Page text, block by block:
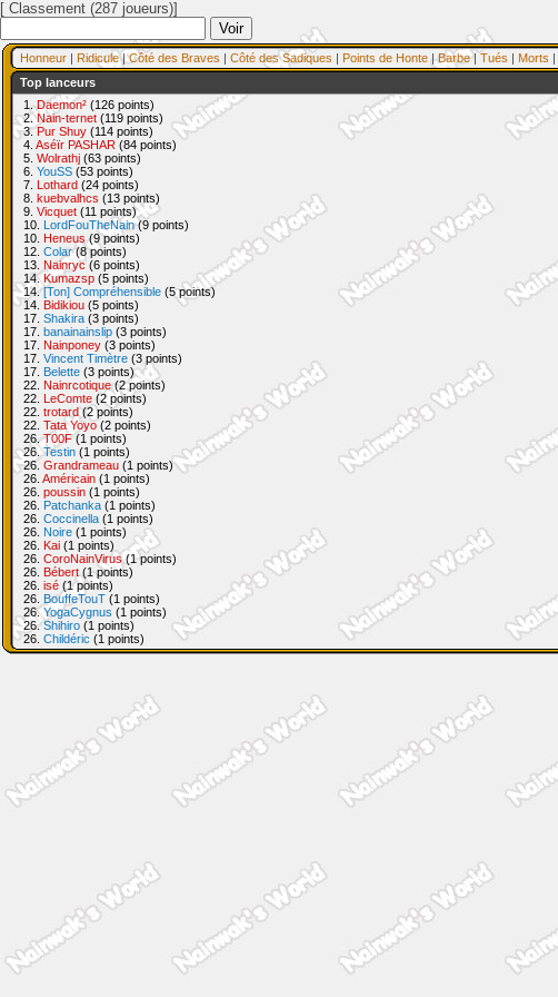
[ Classement (287 joueurs)]
Honneur | Ridicule|Côté des Braves | Côté des Sadiques | Points de Honte |Barbe| Tués | Morts |
Top lanceurs
1. Daemon² (126 points)
2.Nain-ternet (119 points)
3. Pur Shuy (114 points)
4. Aséïr PASHAR (84 points)
5. Wolrathj (63 points)
6. YouSS (53 points)
7. Lothard (24 points)
8. kuebvalhcs (13 points)
9. Vicquet (11 points)
10. LordFouTheNain(9 points)
10. Heneus(9 points)
12. Colar(8 points)
13. Nainryc (6 points)
14.Kumazsp (5 points)
14.[Ton] Compréhensible (5 points)
14. Bidikiou (5 points)
17. Shakira (3 points)
17. banainainslip (3 points)
17. Nainponey (3 points)
17. Vincent Timètre (3 points)
17. Belette (3 points)
22. Nainrcotique(2 points)
22. LeComte (2 points)
22. trotard(2 points)
22. Tata Yoyo(2 points)
26.T00F (1 points)
26.Testin (1 points)
26. Grandrameau (1 points)
26. Américain (1 points)
26. poussin (1 points)
26. Patchanka (1 points)
26. Coccinella (1 points)
26. Noire (1 points)
26. Kai (1 points)
26. CoroNainVirus(1 points)
26. Bébert (1 points)
26. isé (1 points)
26. BouffeTouT (1 points)
26.YogaCygnus (1 points)
26.Shihiro (1 points)
26. Childéric (1 points)